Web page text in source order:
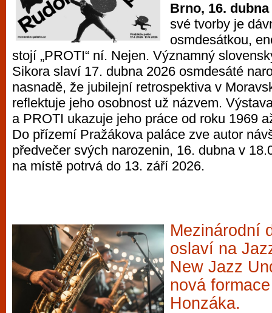
Brno, 16. dubna
své tvorby je
osmdesátkou,
stojí „PROTI“ ní. Nejen. Významný
Sikora slaví 17. dubna 2026 osmdesáté
nasnadě, že jubilejní retrospektiva v
reflektuje jeho osobnost už názvem.
a PROTI ukazuje jeho práce od roku 1969
Do přízemí Pražákova paláce zve autor
předvečer svých narozenin, 16. dubna v
na místě potrvá do 13. září 2026.
Mezinárodní
oslaví na
New Jazz
nová
Honzáka.